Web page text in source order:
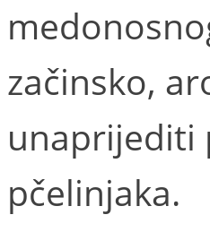
začinsko,
unaprijediti
pčelinjaka.